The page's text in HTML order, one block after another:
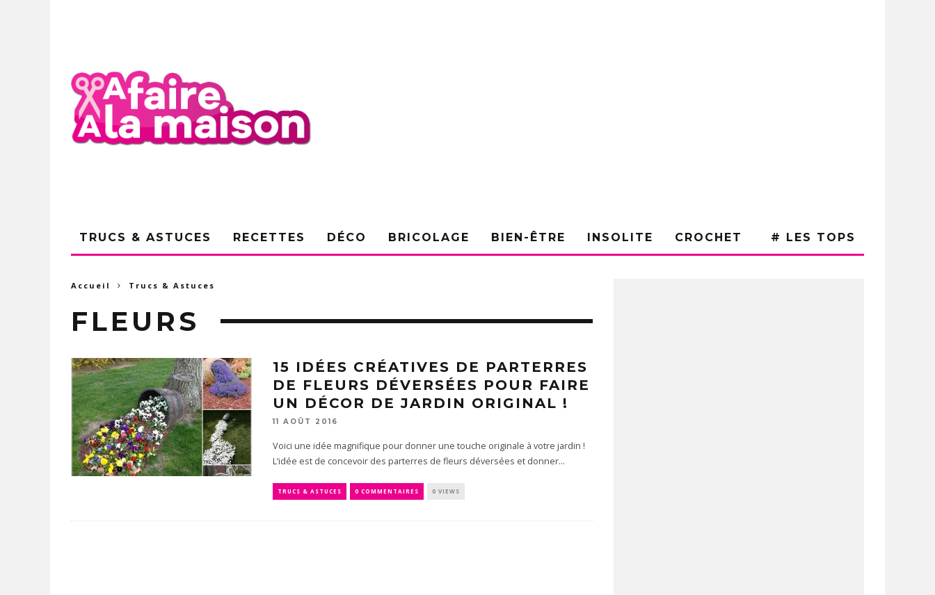
TRUCS & ASTUCES RECETTES DÉCO BRICOLAGE BIEN-ÊTRE INSOLITE CROCHET # LES TOPS
Accueil Trucs & Astuces
FLEURS
15 IDÉES CRÉATIVES DE PARTERRES
DE FLEURS DÉVERSÉES POUR FAIRE
UN DÉCOR DE JARDIN ORIGINAL !
11 AOÛT 2016
Voici une idée magnifique pour donner une touche originale à votre jardin !
L’idée est de concevoir des parterres de fleurs déversées et donner...
TRUCS & ASTUCES 0 COMMENTAIRES 0 VIEWS